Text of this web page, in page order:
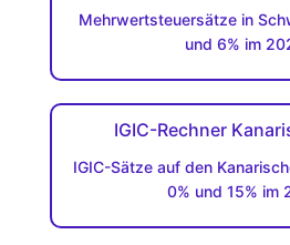
Mehrwertsteuersätze in
und 6% im
IGIC-Rechner
IGIC-Sätze auf den
0% und 15% im